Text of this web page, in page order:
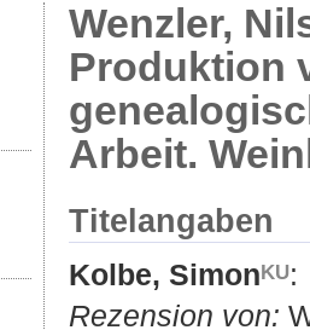
Wenzler,
Produktion
Arbeit.
Titelangaben
Kolbe, Simon
:
Rezension von: